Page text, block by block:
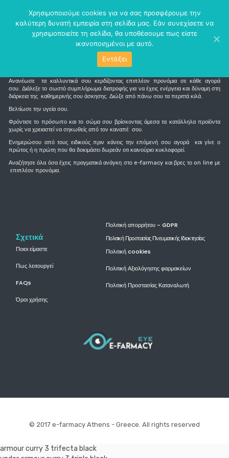
perm_identity
Τι είναι το e-farmacy
Ανανέωσε τα καλλυντικά σου κερδίζοντας επιπλέον προνόμια σε κάθε αγορά
σου. Διάλεξε το σωστό συμπλήρωμα διατροφής για να έχεις ενέργεια και δύναμη στη
διάρκεια της καθημερινής σου άσκησης. Διώξε από πάνω σου τα περιττά κιλά.
Βελτίωσε την υγεία σου.
Φρόντισε το πρόσωπο και το σώμα σου βρίσκοντας άμεσα τα κατάλληλα προϊόντα
χωρίς να χρειαστεί να σηκωθείς από τον καναπέ σου.
Ενημερώσου από τους ειδικούς πριν κάνεις την επόμενή σου αγορά και γίνε ο
πρώτος ή η πρώτη που θα δοκιμάσει δωρεάν οτι καινούριο κυκλοφορεί.
Αναζήτησε όλα όσα έχεις πραγματικά ανάγκη στο e-farmacy και βρες το on line με
επιπλέον προνόμια.
Σχετικά
Ποιοι είμαστε
Πως λειτουργεί
FAQs
Όροι χρήσης
Πολιτική απορρήτου - GDPR
Πολιτική Προστασίας Πνευματικής Ιδιοκτησίας
Πολιτική cookies
Πολιτική Αξιολόγησης φαρμακείων
Πολιτική Προστασίας Καταναλωτή
© 2017 e-farmacy Athens - Greece. All rights reserved
armour curry 3 trifecta black
Χρησιμοποιούμε cookies για να σας προσφέρουμε την
καλύτερη δυνατή εμπειρία στη σελίδα μας. Εάν συνεχίσετε να
χρησιμοποιείτε τη σελίδα, θα υποθέσουμε πως είστε
ικανοποιημένοι με αυτό.
Εντάξει